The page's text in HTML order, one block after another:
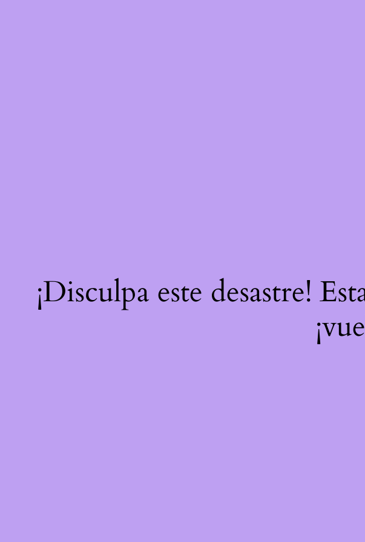
¡Disculpa este desastre!